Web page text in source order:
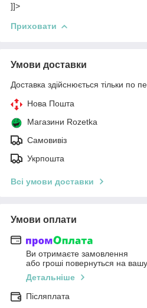
]]>
Приховати
Умови доставки
Доставка здійснюється тільки по
Нова Пошта
Магазини Rozetka
Самовивіз
Укрпошта
Всі умови доставки
Умови оплати
Ви отримаєте замовлення
або гроші повернуться на
Детальніше
Післяплата